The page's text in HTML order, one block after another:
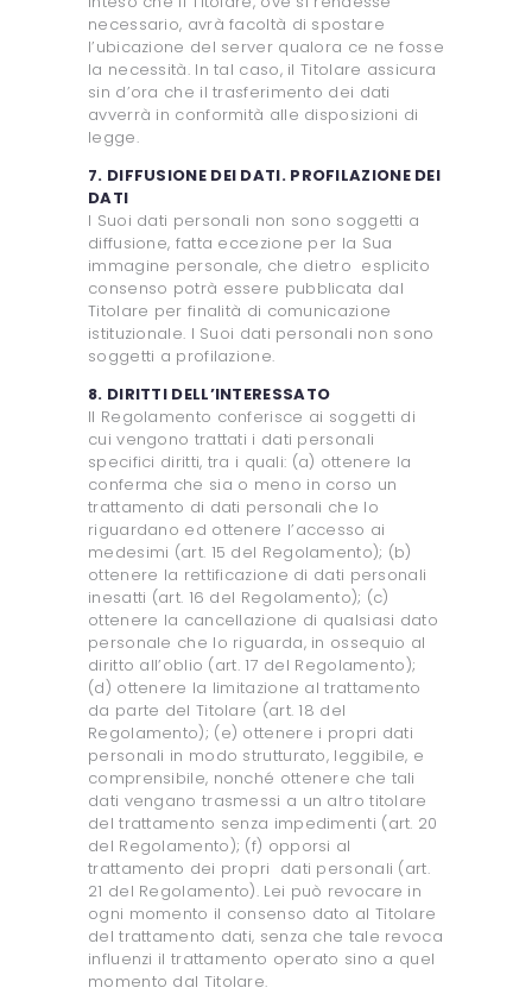
necessario, avrà facoltà di spostare
l’ubicazione del server qualora ce ne fosse
la necessità. In tal caso, il Titolare assicura
sin d’ora che il trasferimento dei dati
avverrà in conformità alle disposizioni di
legge.
7. DIFFUSIONE DEI DATI. PROFILAZIONE DEI
DATI
I Suoi dati personali non sono soggetti a
diffusione, fatta eccezione per la Sua
immagine personale, che dietro esplicito
consenso potrà essere pubblicata dal
Titolare per finalità di comunicazione
istituzionale. I Suoi dati personali non sono
soggetti a profilazione.
8. DIRITTI DELL’INTERESSATO
Il Regolamento conferisce ai soggetti di
cui vengono trattati i dati personali
specifici diritti, tra i quali: (a) ottenere la
conferma che sia o meno in corso un
trattamento di dati personali che lo
riguardano ed ottenere l’accesso ai
medesimi (art. 15 del Regolamento); (b)
ottenere la rettificazione di dati personali
inesatti (art. 16 del Regolamento); (c)
ottenere la cancellazione di qualsiasi dato
personale che lo riguarda, in ossequio al
diritto all’oblio (art. 17 del Regolamento);
(d) ottenere la limitazione al trattamento
da parte del Titolare (art. 18 del
Regolamento); (e) ottenere i propri dati
personali in modo strutturato, leggibile, e
comprensibile, nonché ottenere che tali
dati vengano trasmessi a un altro titolare
del trattamento senza impedimenti (art. 20
del Regolamento); (f) opporsi al
trattamento dei propri dati personali (art.
21 del Regolamento). Lei può revocare in
ogni momento il consenso dato al Titolare
del trattamento dati, senza che tale revoca
influenzi il trattamento operato sino a quel
momento dal Titolare.